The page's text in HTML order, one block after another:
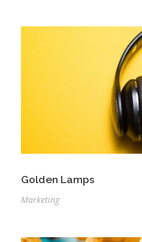
Golden Lamps
Marketing